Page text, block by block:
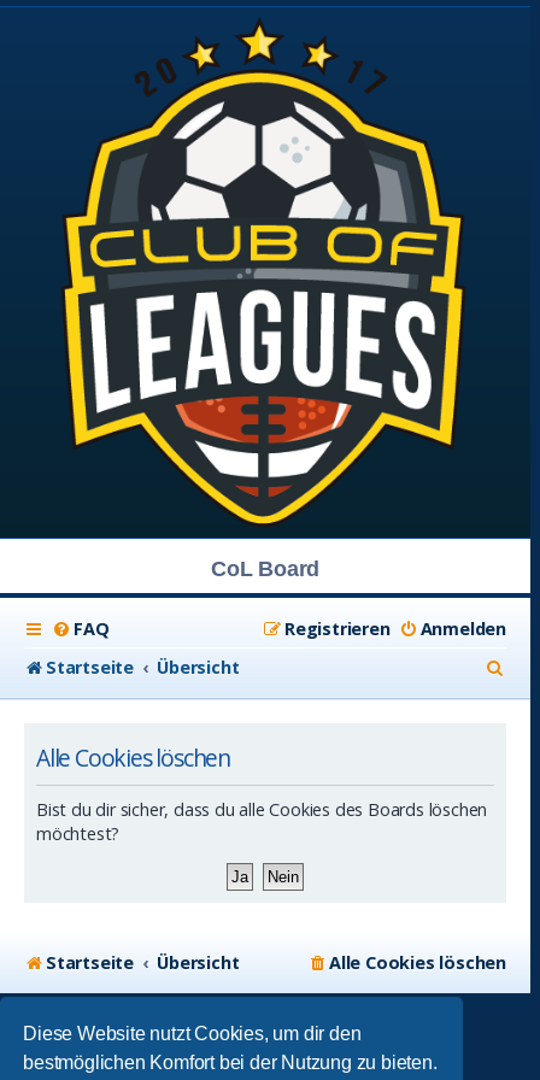
Diese Website nutzt Cookies, um dir den
bestmöglichen Komfort bei der Nutzung zu bieten.
CoL Board
FAQ Anmelden
Registrieren
Startseite
Übersicht
u
Alle Cookies löschen
Bist du dir sicher, dass du alle Cookies des Boards löschen
möchtest?
Startseite Übersicht Alle Cookies löschen
Absolution Style byPremium phpBB Styles